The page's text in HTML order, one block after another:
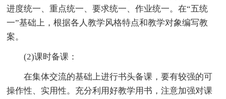
进度统一、重点统一、要求统一、作业统一。在“五统
一”基础上，根据各人教学风格特点和教学对象编写教
案。
(2)课时备课：
在集体交流的基础上进行书头备课，要有较强的可
操作性、实用性。充分利用好教学用书，注意加强对课